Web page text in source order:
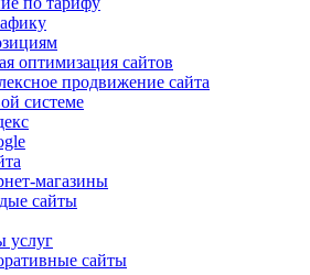
оптимизация сайтов
продвижение сайта
системе
магазины
сайты
услуг
сайты